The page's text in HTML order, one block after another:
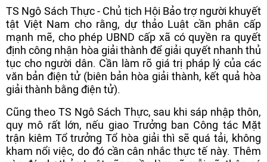
TS Ngô Sách Thực - Chủ tịch Hội Bảo trợ người khuyết
tật Việt Nam cho rằng, dự thảo Luật cần phân cấp
mạnh mẽ, cho phép UBND cấp xã có quyền ra quyết
định công nhận hòa giải thành để giải quyết nhanh thủ
tục cho người dân. Cần làm rõ giá trị pháp lý của các
văn bản điện tử (biên bản hòa giải thành, kết quả hòa
giải thành bằng điện tử).
Cũng theo TS Ngô Sách Thực, sau khi sáp nhập thôn,
quy mô rất lớn, nếu giao Trưởng ban Công tác Mặt
trận kiêm Tổ trưởng Tổ hòa giải thì sẽ quá tải, không
kham nổi việc, do đó cần cân nhắc thực tế này. Thêm